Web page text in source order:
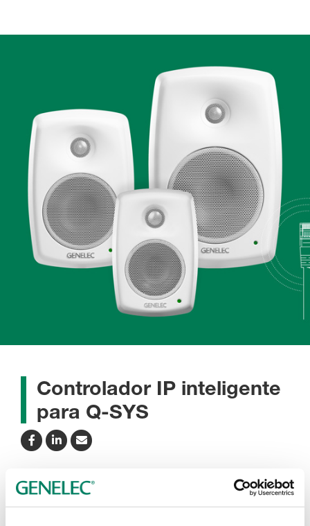
Controlador IP inteligente
para Q-SYS
Este controlador gratuito integra estrechamente los